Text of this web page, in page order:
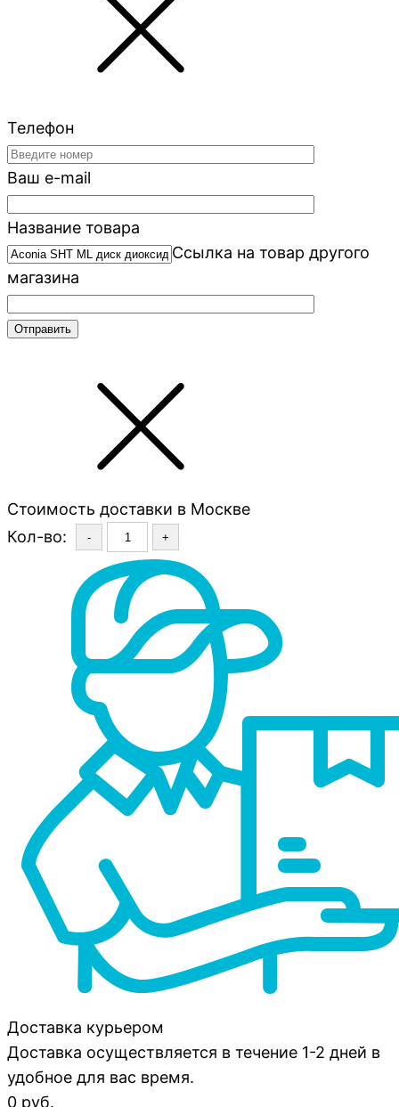
Телефон
Ваш e-mail
Название товара
Ссылка на товар другого
магазина
Стоимость доставки в Москве
Кол-во:
- +
Доставка курьером
Доставка осуществляется в течение 1-2 дней в
удобное для вас время.
0 руб.